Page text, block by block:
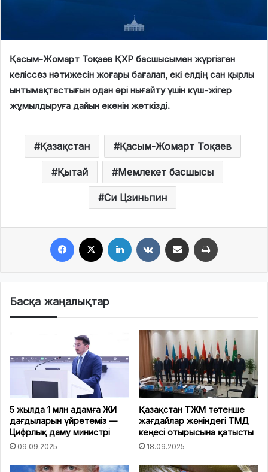
Қасым-Жомарт Тоқаев ҚХР басшысымен жүргізген
келіссөз нәтижесін жоғары бағалап, екі елдің сан қырлы
ынтымақтастығын одан әрі нығайту үшін күш-жігер
жұмылдыруға дайын екенін жеткізді.
Қазақстан Қасым-Жомарт Тоқаев
Қытай Мемлекет басшысы
Си Цзиньпин
Басқа жаңалықтар
5 жылда 1 млн адамға ЖИ
дағдыларын үйретеміз —
Цифрлық даму министрі
09.09.2025
Қазақстан ТЖМ төтенше
жағдайлар жөніндегі ТМД
кеңесі отырысына қатысты
18.09.2025